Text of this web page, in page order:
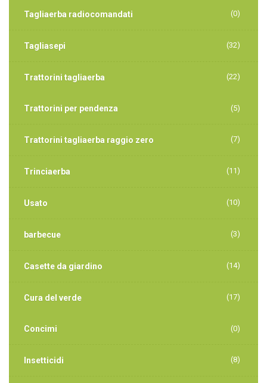
Tagliaerba radiocomandati (0)
Tagliasepi (32)
Trattorini tagliaerba (22)
Trattorini per pendenza (5)
Trattorini tagliaerba raggio zero (7)
Trinciaerba (11)
Usato (10)
barbecue (3)
Casette da giardino (14)
Cura del verde (17)
Concimi (0)
Insetticidi (8)